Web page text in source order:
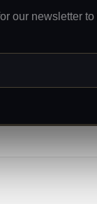
our newsletter